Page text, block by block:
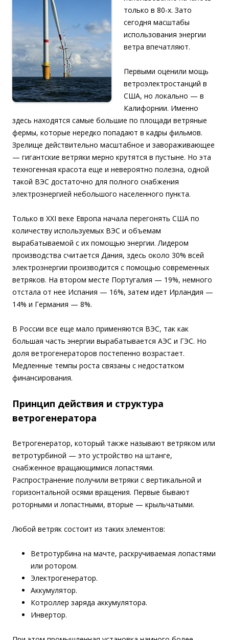
только в 80-х. Зато
сегодня масштабы
использования энергии
ветра впечатляют.
Первыми оценили мощь
ветроэлектростанций в
США, но локально — в
Калифорнии. Именно
здесь находятся самые большие по площади ветряные
фермы, которые нередко попадают в кадры фильмов.
Зрелище действительно масштабное и завораживающее
— гигантские ветряки мерно крутятся в пустыне. Но эта
техногенная красота еще и невероятно полезна, одной
такой ВЭС достаточно для полного снабжения
электроэнергией небольшого населенного пункта.
Только в XXI веке Европа начала перегонять США по
количеству используемых ВЭС и объемам
вырабатываемой с их помощью энергии. Лидером
производства считается Дания, здесь около 30% всей
электроэнергии производится с помощью современных
ветряков. На втором месте Португалия — 19%, немного
отстала от нее Испания — 16%, затем идет Ирландия —
14% и Германия — 8%.
В России все еще мало применяются ВЭС, так как
большая часть энергии вырабатывается АЭС и ГЭС. Но
доля ветрогенераторов постепенно возрастает.
Медленные темпы роста связаны с недостатком
финансирования.
Принцип действия и структура
ветрогенератора
Ветрогенератор, который также называют ветряком или
ветротурбиной — это устройство на штанге,
снабженное вращающимися лопастями.
Распространение получили ветряки с вертикальной и
горизонтальной осями вращения. Первые бывают
роторными и лопастными, вторые — крыльчатыми.
Любой ветряк состоит из таких элементов:
Ветротурбина на мачте, раскручиваемая лопастями
или ротором.
Электрогенератор.
Аккумулятор.
Котроллер заряда аккумулятора.
Инвертор.